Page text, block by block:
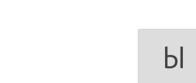
Ы
буду жить